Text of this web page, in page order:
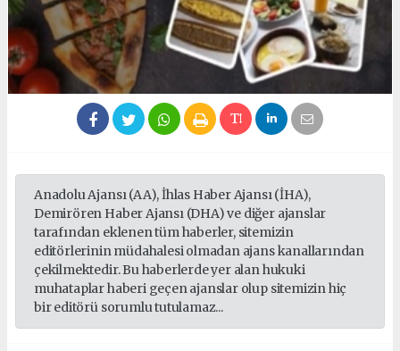
Anadolu Ajansı (AA), İhlas Haber Ajansı (İHA),
Demirören Haber Ajansı (DHA) ve diğer ajanslar
tarafından eklenen tüm haberler, sitemizin
editörlerinin müdahalesi olmadan ajans kanallarından
çekilmektedir. Bu haberlerde yer alan hukuki
muhataplar haberi geçen ajanslar olup sitemizin hiç
bir editörü sorumlu tutulamaz...